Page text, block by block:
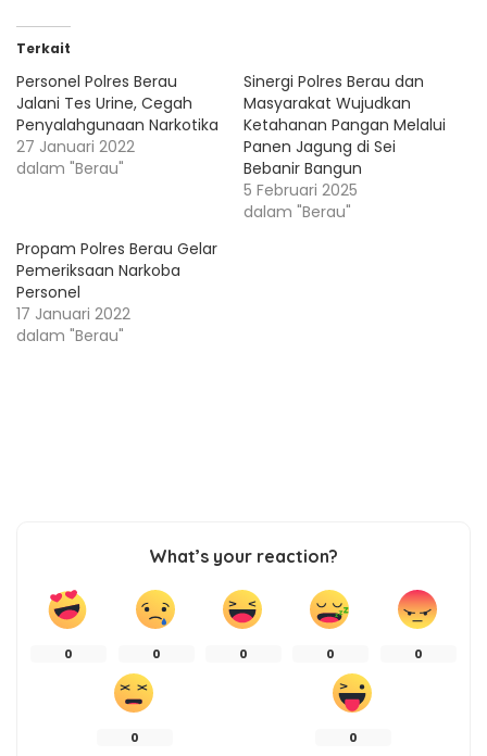
Terkait
Personel Polres Berau
Jalani Tes Urine, Cegah
Penyalahgunaan Narkotika
27 Januari 2022
dalam "Berau"
Sinergi Polres Berau dan
Masyarakat Wujudkan
Ketahanan Pangan Melalui
Panen Jagung di Sei
Bebanir Bangun
5 Februari 2025
dalam "Berau"
Propam Polres Berau Gelar
Pemeriksaan Narkoba
Personel
17 Januari 2022
dalam "Berau"
What’s your reaction?
0 0 0 0 0
0 0